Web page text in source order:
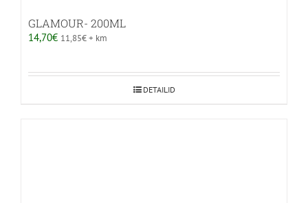
GLAMOUR- 200ML
14,70€ 11,85€+ km
DETAILID